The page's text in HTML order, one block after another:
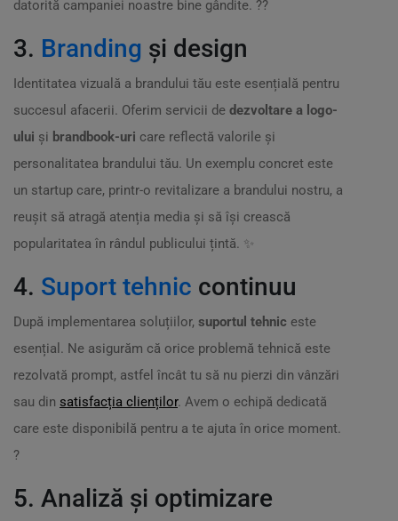
datorită campaniei noastre bine gândite. ??
3. Branding și design
Identitatea vizuală a brandului tău este esențială pentru
succesul afacerii. Oferim servicii de dezvoltare a logo-
ului și brandbook-uri care reflectă valorile și
personalitatea brandului tău. Un exemplu concret este
un startup care, printr-o revitalizare a brandului nostru, a
reușit să atragă atenția media și să își crească
popularitatea în rândul publicului țintă. ✨
4. Suport tehnic continuu
După implementarea soluțiilor, suportul tehnic este
esențial. Ne asigurăm că orice problemă tehnică este
rezolvată prompt, astfel încât tu să nu pierzi din vânzări
sau din satisfacția clienților. Avem o echipă dedicată
care este disponibilă pentru a te ajuta în orice moment.
?
5. Analiză și optimizare